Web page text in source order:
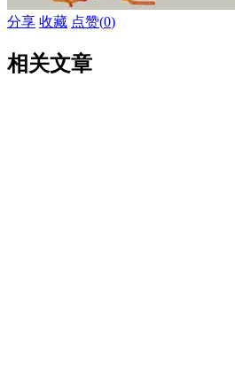
分享 收藏 点赞(0)
相关文章